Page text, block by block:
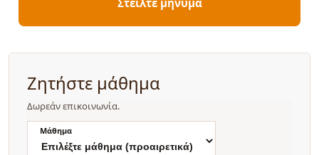
Στείλτε μήνυμα
Ζητήστε μάθημα
Δωρεάν επικοινωνία.
Μάθημα